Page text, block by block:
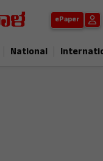
ePaper
National